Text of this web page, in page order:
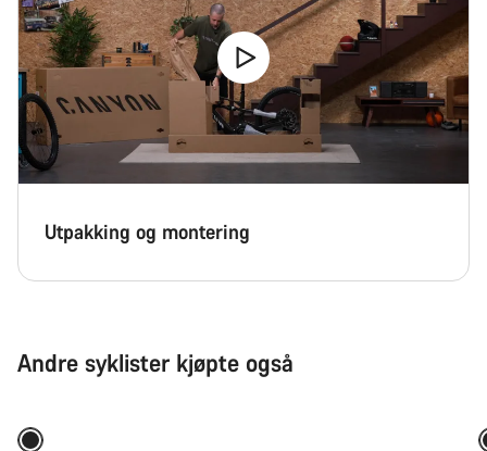
Utpakking og montering
Andre syklister kjøpte også
Hurtigvalg